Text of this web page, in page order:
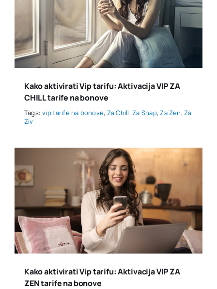
Kako aktivirati Vip tarifu: Aktivacija VIP ZA
CHILL tarife na bonove
Tags:vip tarife na bonove, Za Chill,Za Snap,Za Zen,Za
Ziv
Kako aktivirati Vip tarifu: Aktivacija VIP ZA
ZEN tarife na bonove